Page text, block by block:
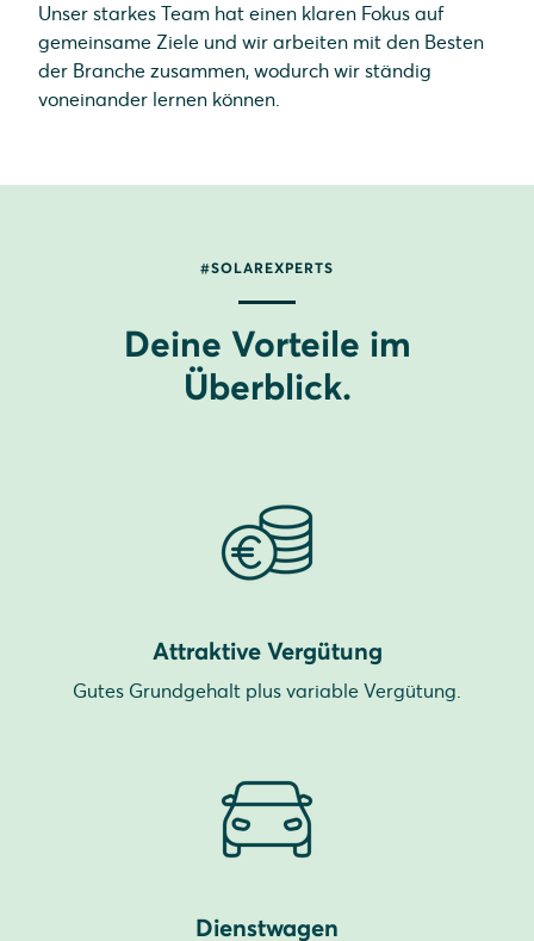
Unser starkes Team hat einen klaren Fokus auf
gemeinsame Ziele und wir arbeiten mit den Besten
der Branche zusammen, wodurch wir ständig
voneinander lernen können.
#SOLAREXPERTS
Deine Vorteile im
Überblick.
Attraktive Vergütung
Gutes Grundgehalt plus variable Vergütung.
Dienstwagen